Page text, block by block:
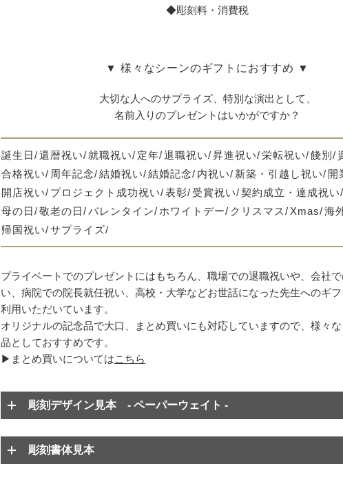
◆彫刻料・消費税
▼ 様々なシーンのギフトにおすすめ ▼
大切な人へのサプライズ、特別な演出として、
名前入りのプレゼントはいかがですか？
誕生日 還暦祝い 就職祝い 定年 退職祝い 昇進祝い 栄転祝い 餞別
合格祝い
周年記念 結婚祝い 結婚記念 内祝い 新築・引越し祝い 開
開店祝い プロジェクト成功祝い 表彰 受賞祝い 契約成立・達成祝い
母の日 敬老の日 バレンタイン ホワイトデー クリスマス Xmas 海
帰国祝い サプライズ
プライベートでのプレゼントにはもちろん、職場での退職祝いや、会社
い、病院での院長就任祝い、高校・大学などお世話になった先生へのギ
利用いただいています。
オリジナルの記念品で大口、まとめ買いにも対応していますので、様々
品としておすすめです。
▶まとめ買いについてはこちら
彫刻デザイン見本 - ペーパーウェイト -
彫刻書体見本